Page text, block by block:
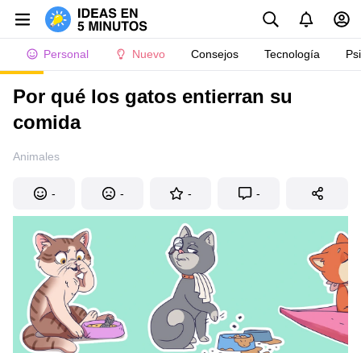
Personal Nuevo Consejos Tecnología
Por qué los gatos entierran su
comida
Animales
- - - -